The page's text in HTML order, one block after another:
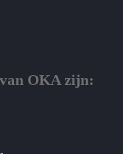
OKA zijn: